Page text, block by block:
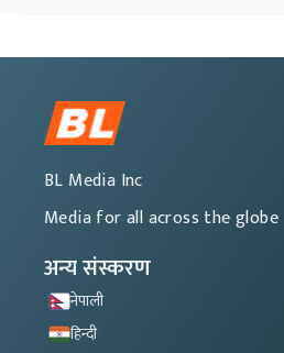
BL Media Inc
Media for all across the globe
अन्य संस्करण
नेपाली
हिन्दी